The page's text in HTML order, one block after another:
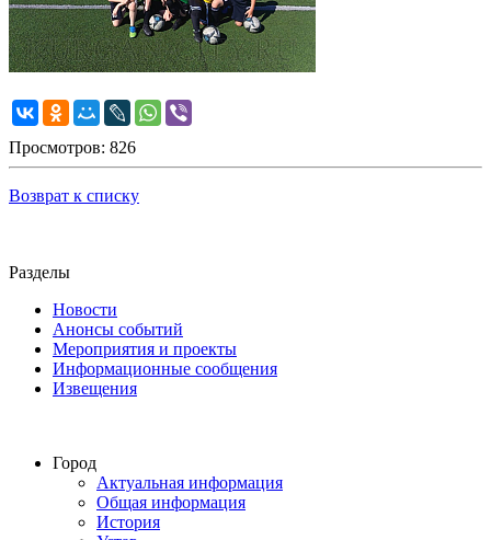
Просмотров: 826
Возврат к списку
Разделы
Новости
Анонсы событий
Мероприятия и проекты
Информационные сообщения
Извещения
Город
Актуальная информация
Общая информация
История